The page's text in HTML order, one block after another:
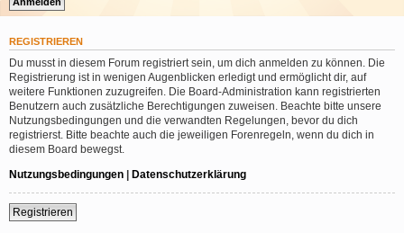
REGISTRIEREN
Du musst in diesem Forum registriert sein, um dich anmelden zu können. Die
Registrierung ist in wenigen Augenblicken erledigt und ermöglicht dir, auf
weitere Funktionen zuzugreifen. Die Board-Administration kann registrierten
Benutzern auch zusätzliche Berechtigungen zuweisen. Beachte bitte unsere
Nutzungsbedingungen und die verwandten Regelungen, bevor du dich
registrierst. Bitte beachte auch die jeweiligen Forenregeln, wenn du dich in
diesem Board bewegst.
Nutzungsbedingungen | Datenschutzerklärung
Registrieren